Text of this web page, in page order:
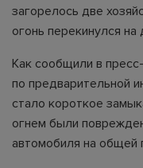
загорелось две
огонь перекинулся на
Как сообщили в
по предварительной
стало короткое
огнем были
автомобиля на общей